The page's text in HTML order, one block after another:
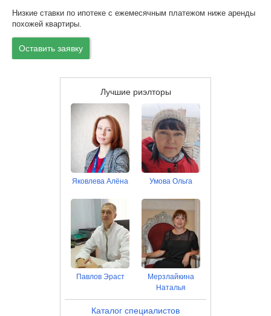
Низкие ставки по ипотеке с ежемесячным платежом ниже аренды
похожей квартиры.
Оставить заявку
Лучшие риэлторы
Яковлева Алёна Умова Ольга
Павлов Эраст
Мерзлайкина
Наталья
Каталог специалистов